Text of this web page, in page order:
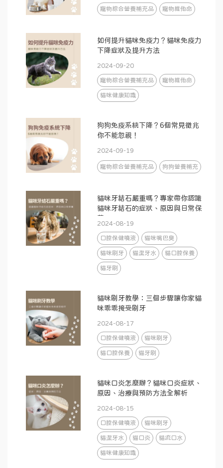
寵物綜合營養補充品 寵物維他命
如何提升貓咪免疫力？貓咪免疫力
下降症狀及提升方法
2024-09-20
寵物綜合營養補充品 寵物維他命
貓咪健康知識
狗狗免疫系統下降？6個常見徵兆
你不能忽視！
2024-09-19
寵物綜合營養補充品 狗狗營養補充
貓咪牙結石嚴重嗎？專家帶你認識
貓咪牙結石的症狀、原因與日常保
養
2024-08-19
口腔保健噴液 貓咪嘴巴臭
貓咪刷牙 貓潔牙水 貓口腔保養
貓牙刷
貓咪刷牙教學：三個步驟讓你家貓
咪乖乖接受刷牙
2024-08-17
口腔保健噴液 貓咪刷牙
貓口腔保養 貓牙刷
貓咪口炎怎麼辦？貓咪口炎症狀、
原因、治療與預防方法全解析
2024-08-15
口腔保健噴液 貓咪刷牙
貓潔牙水 貓口炎 貓流口水
貓咪健康知識